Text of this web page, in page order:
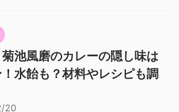
菊池風磨のカレーの隠し味は
水飴も？材料やレシピも調
20